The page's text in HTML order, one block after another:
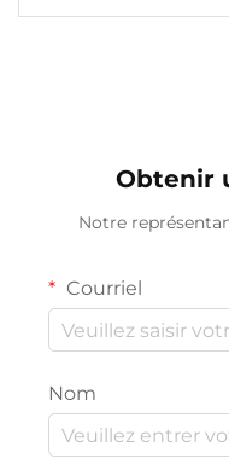
plis pour
Obtenir
Notre
Courriel
Nom